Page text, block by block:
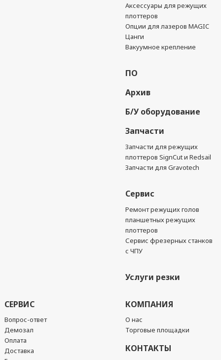
Аксессуары для режущих
плоттеров
Опции для лазеров MAGIC
Цанги
Вакуумное крепление
ПО
Архив
Б/У оборудование
Запчасти
Запчасти для режущих
плоттеров SignCut и Redsail
Запчасти для Gravotech
Сервис
Ремонт режущих голов
планшетных режущих
плоттеров
Сервис фрезерных станков
с ЧПУ
Услуги резки
СЕРВИС
Вопрос-ответ
Демозал
Оплата
Доставка
КОМПАНИЯ
О нас
Торговые площадки
КОНТАКТЫ